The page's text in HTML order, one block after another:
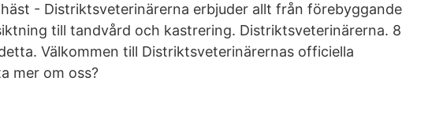
- Distriktsveterinärerna erbjuder allt från förebyggande
till tandvård och kastrering. Distriktsveterinärerna. 8
Välkommen till Distriktsveterinärernas officiella
mer om oss?